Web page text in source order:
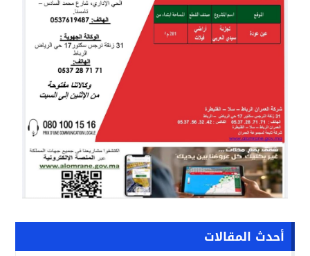
أحدث المقالات